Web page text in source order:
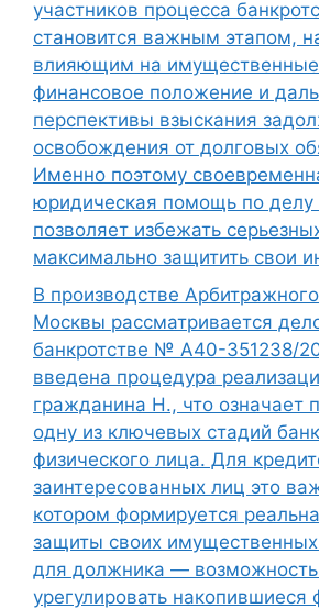
участников процесса
становится важным этапом,
влияющим на имущественные
финансовое положение и
перспективы взыскания
освобождения от долговых
Именно поэтому
юридическая помощь по делу
позволяет избежать
максимально защитить свои
В производстве
Москвы рассматривается
банкротстве № А40-351238/
введена процедура
гражданина Н., что означает
одну из ключевых стадий
физического лица. Для
заинтересованных лиц это
котором формируется
защиты своих имущественных
для должника — возможность
урегулировать накопившиеся